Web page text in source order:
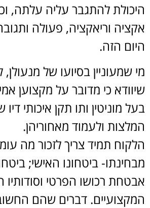
היכולת להתגבר עליה עלתה,
אקציה וריאקציה, פעולה
היום הזה.
מי שמעוניין בסיועו של
שיוודא כי מדובר על מקצוען
בעל מוניטין ותו תקן איכותי
המלצות ולעמוד מאחוריהן.
הלקוח תמיד צריך לזכור מה
מבחינתו- ביטחונו האישי;
אבטחת רכושו הפרטי וסודותיו
המקצועיים. דברים שהם